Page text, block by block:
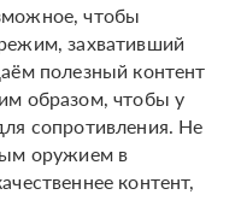
чтобы
захвативший
полезный контент
образом, чтобы у
сопротивления. Не
оружием в
контент,